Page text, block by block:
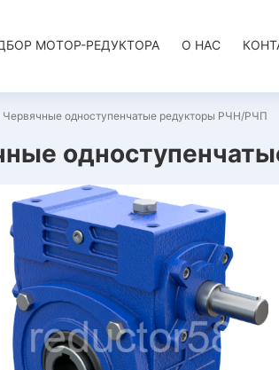
МОТОР-РЕДУКТОРА О НАС
Червячные одноступенчатые редукторы РЧН/РЧП